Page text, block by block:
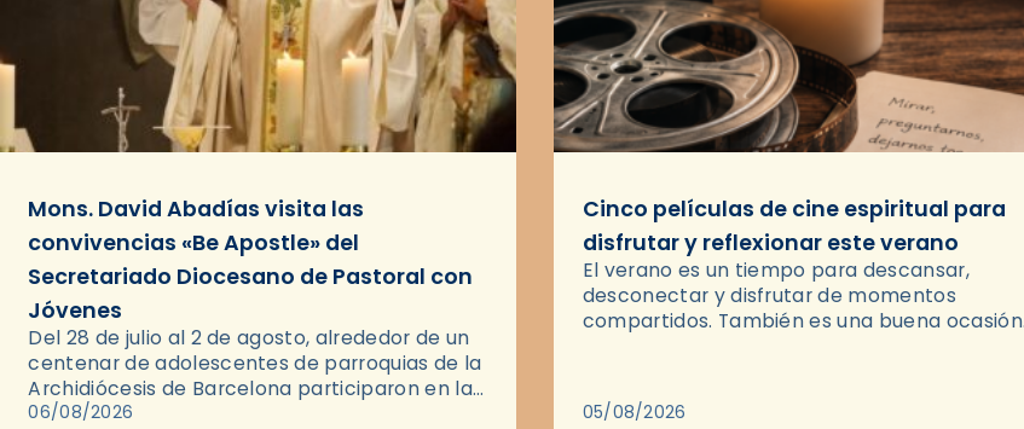
Mons. David Abadías visita las
convivencias «Be Apostle» del
Secretariado Diocesano de Pastoral con
Jóvenes
Del 28 de julio al 2 de agosto, alrededor de un
centenar de adolescentes de parroquias de la
Archidiócesis de Barcelona participaron en las
convivencias Be Apostle, organizadas por el
06/08/2026
Cinco películas de cine espiritual para
disfrutar y reflexionar este verano
El verano es un tiempo para descansar,
desconectar y disfrutar de momentos
compartidos. También es una buena ocasión
05/08/2026